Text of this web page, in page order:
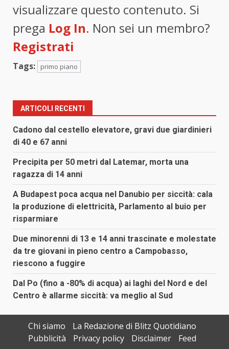
visualizzare questo contenuto. Si
prega Log In. Non sei un membro?
Registrati
Tags: primo piano
ARTICOLI RECENTI
Cadono dal cestello elevatore, gravi due giardinieri
di 40 e 67 anni
Precipita per 50 metri dal Latemar, morta una
ragazza di 14 anni
A Budapest poca acqua nel Danubio per siccità: cala
la produzione di elettricità, Parlamento al buio per
risparmiare
Due minorenni di 13 e 14 anni trascinate e molestate
da tre giovani in pieno centro a Campobasso,
riescono a fuggire
Dal Po (fino a -80% di acqua) ai laghi del Nord e del
Centro è allarme siccità: va meglio al Sud
Chi siamo
La Redazione di Blitz Quotidiano
Pubblicità
Privacy policy Disclaimer Feed